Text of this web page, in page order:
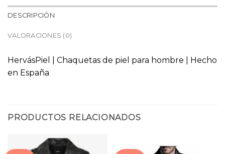
DESCRIPCIÓN
VALORACIONES (0)
HervásPiel | Chaquetas de piel para hombre | Hecho
en España
PRODUCTOS RELACIONADOS